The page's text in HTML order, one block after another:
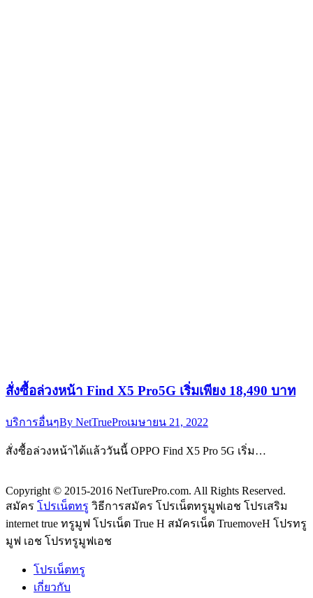
สั่งซื้อล่วงหน้า Find X5 Pro5G เริ่มเพียง 18,490 บาท
บริการอื่นๆBy NetTrueProเมษายน 21, 2022
สั่งซื้อล่วงหน้าได้แล้ววันนี้ OPPO Find X5 Pro 5G เริ่ม…
Copyright © 2015-2016 NetTurePro.com. All Rights Reserved.
สมัคร โปรเน็ตทรู วิธีการสมัคร โปรเน็ตทรูมูฟเอช โปรเสริม
internet true ทรูมูฟ โปรเน็ต True H สมัครเน็ต TruemoveH โปรทรู
มูฟ เอช โปรทรูมูฟเอช
โปรเน็ตทรู
เกี่ยวกับ